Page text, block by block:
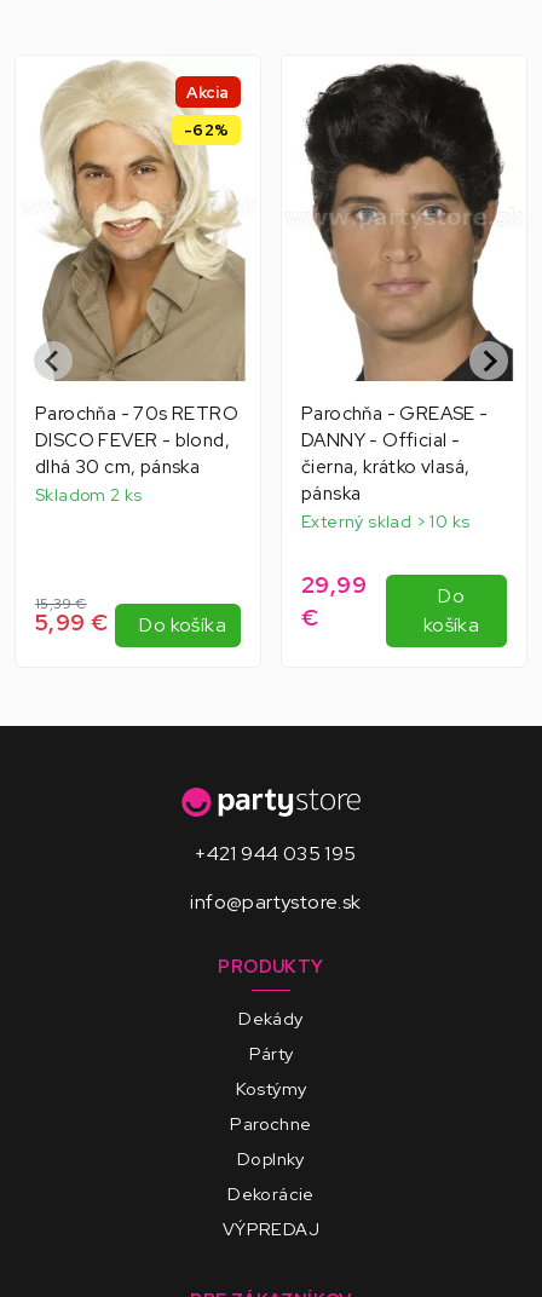
Akcia
-62%
Parochňa - 70s RETRO
DISCO FEVER - blond,
dlhá 30 cm, pánska
Skladom 2 ks
15,39 €
5,99 € Do košíka
Parochňa - GREASE -
DANNY - Official -
čierna, krátko vlasá,
pánska
Externý sklad > 10 ks
29,99
€
Do
košíka
+421 944 035 195
info@partystore.sk
PRODUKTY
Dekády
Párty
Kostýmy
Parochne
Doplnky
Dekorácie
VÝPREDAJ